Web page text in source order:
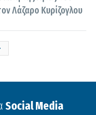
Λάζαρο Κυρίζογλου
Social Media